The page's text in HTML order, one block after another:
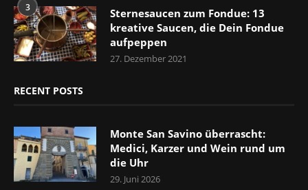
3
Sternesaucen zum Fondue: 13
kreative Saucen, die Dein Fondue
aufpeppen
27. Dezember 2021
RECENT POSTS
Monte San Savino überrascht:
Medici, Karzer und Wein rund um
die Uhr
29. Juni 2026